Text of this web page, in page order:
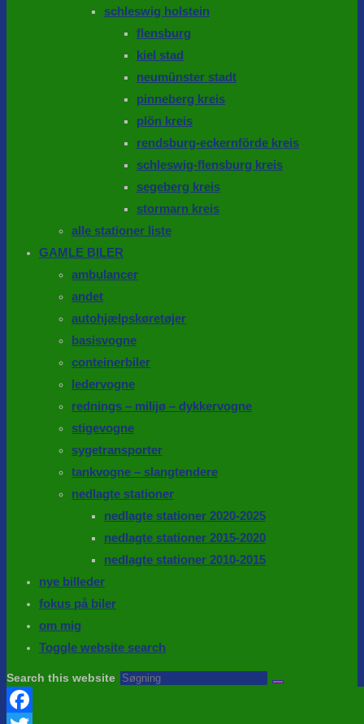
schleswig holstein
flensburg
kiel stad
neumünster stadt
pinneberg kreis
plön kreis
rendsburg-eckernförde kreis
schleswig-flensburg kreis
segeberg kreis
stormarn kreis
alle stationer liste
GAMLE BILER
ambulancer
andet
autohjælpskøretøjer
basisvogne
conteinerbiler
ledervogne
rednings – milijø – dykkervogne
stigevogne
sygetransporter
tankvogne – slangtendere
nedlagte stationer
nedlagte stationer 2020-2025
nedlagte stationer 2015-2020
nedlagte stationer 2010-2015
nye billeder
fokus på biler
om mig
Toggle website search
Search this website